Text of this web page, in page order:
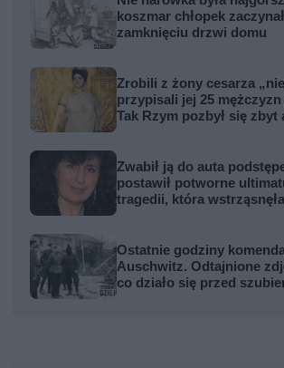
koszmar chłopek
zamknięciu drzwi domu
Zrobili z żony cesarza
przypisali jej 25
Tak Rzym pozbył się zbyt
Zwabił ją do auta
postawił potworne
tragedii, która
Ostatnie godziny
Auschwitz. Odtajnione
co działo się przed